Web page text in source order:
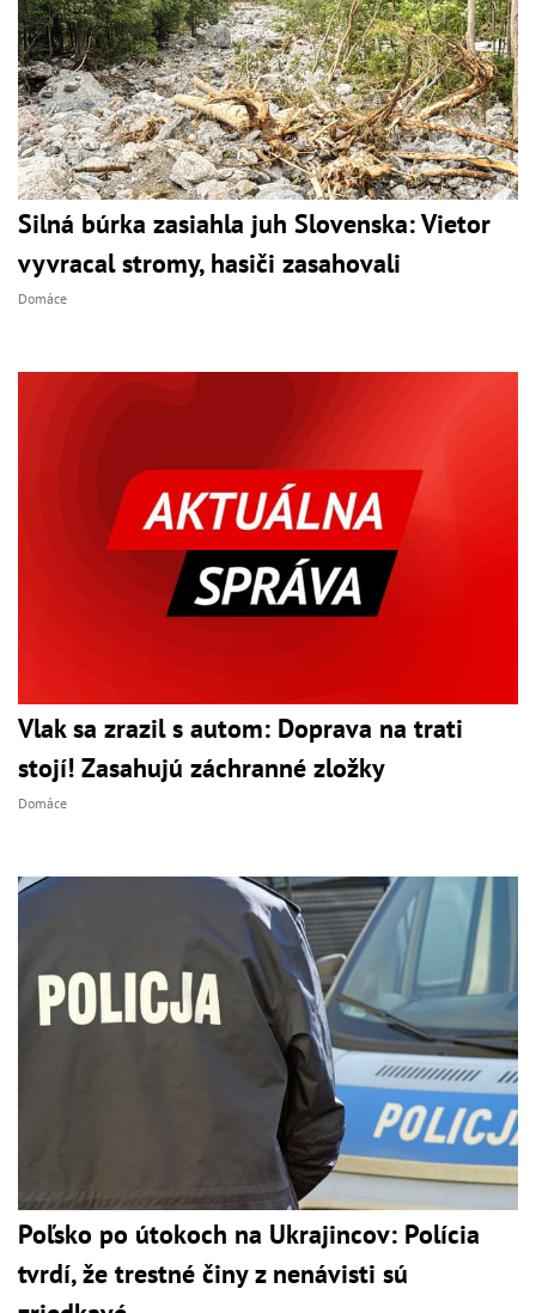
Silná búrka zasiahla juh Slovenska: Vietor
vyvracal stromy, hasiči zasahovali
Domáce
Vlak sa zrazil s autom: Doprava na trati
stojí! Zasahujú záchranné zložky
Domáce
Poľsko po útokoch na Ukrajincov: Polícia
tvrdí, že trestné činy z nenávisti sú